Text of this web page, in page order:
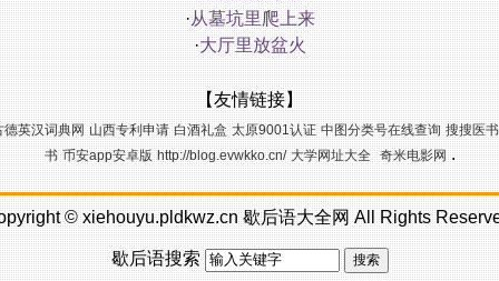
·从墓坑里爬上来
·大厅里放盆火
【友情链接】
德英汉词典网 山西专利申请 白酒礼盒 太原9001认证 中图分类号在线查询 搜搜医书
书 币安app安卓版 http://blog.evwkko.cn/ 大学网址大全 奇米电影网.
©xiehouyu.pldkwz.cn 歇后语大全网All Rights
歇后语搜索